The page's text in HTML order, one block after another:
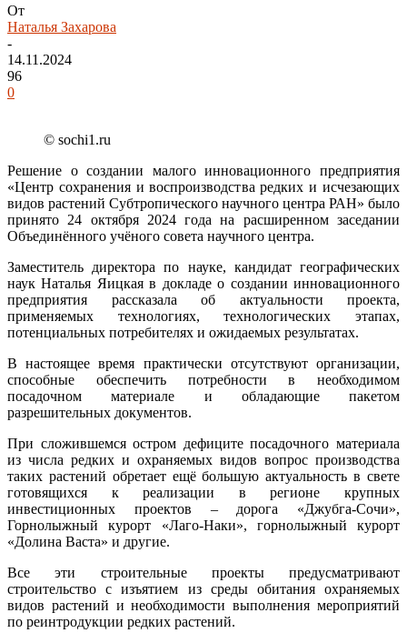
От
Наталья Захарова
-
14.11.2024
96
0
© sochi1.ru
Решение о создании малого инновационного предприятия
«Центр сохранения и воспроизводства редких и исчезающих
видов растений Субтропического научного центра РАН» было
принято 24 октября 2024 года на расширенном заседании
Объединённого учёного совета научного центра.
Заместитель директора по науке, кандидат географических
наук Наталья Яицкая в докладе о создании инновационного
предприятия рассказала об актуальности проекта,
применяемых технологиях, технологических этапах,
потенциальных потребителях и ожидаемых результатах.
В настоящее время практически отсутствуют организации,
способные обеспечить потребности в необходимом
посадочном материале и обладающие пакетом
разрешительных документов.
При сложившемся остром дефиците посадочного материала
из числа редких и охраняемых видов вопрос производства
таких растений обретает ещё большую актуальность в свете
готовящихся к реализации в регионе крупных
инвестиционных проектов – дорога «Джубга-Сочи»,
Горнолыжный курорт «Лаго-Наки», горнолыжный курорт
«Долина Васта» и другие.
Все эти строительные проекты предусматривают
строительство с изъятием из среды обитания охраняемых
видов растений и необходимости выполнения мероприятий
по реинтродукции редких растений.